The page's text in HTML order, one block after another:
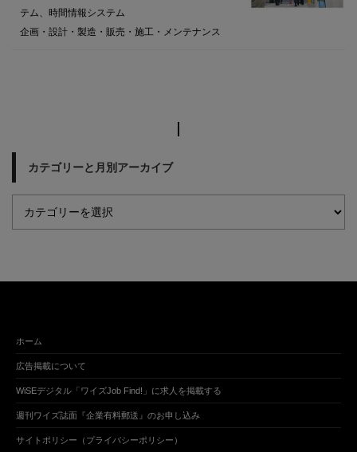
テム、時間情報システム
企画・設計・製造・販売・施工・メンテナンス
カテゴリーと月別アーカイブ
ホーム
広告掲載について
WiSEデジタル「ワイズJob Find!」に求人を掲載する
週刊ワイズ誌面『企業有料郵送』のお申し込み
サイトポリシー（プライバシーポリシー）